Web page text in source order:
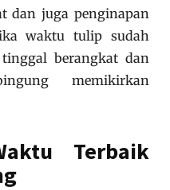
dan juga penginapan
waktu tulip sudah
berangkat dan
memikirkan
Terbaik